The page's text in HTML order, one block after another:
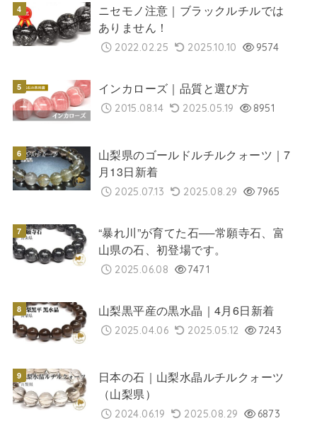
ニセモノ注意｜ブラックルチルでは
ありません！
2022.02.25 2025.10.10 9574
インカローズ｜品質と選び方
2015.08.14 2025.05.19 8951
山梨県のゴールドルチルクォーツ｜7
月13日新着
2025.07.13 2025.08.29 7965
“暴れ川”が育てた石──常願寺石、富
山県の石、初登場です。
2025.06.08 7471
山梨黒平産の黒水晶｜4月6日新着
2025.04.06 2025.05.12 7243
日本の石｜山梨水晶ルチルクォーツ
（山梨県）
2024.06.19 2025.08.29 6873